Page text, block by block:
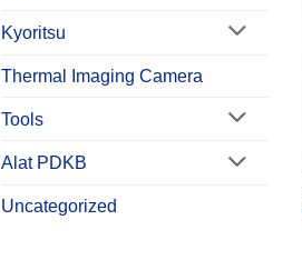
Kyoritsu
Thermal Imaging Camera
Tools
Alat PDKB
Uncategorized